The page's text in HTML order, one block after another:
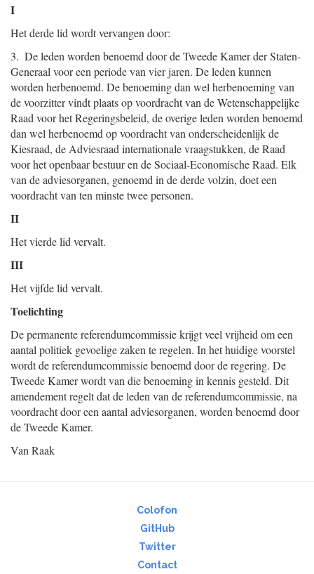
I
Het derde lid wordt vervangen door:
3. De leden worden benoemd door de Tweede Kamer der Staten-
Generaal voor een periode van vier jaren. De leden kunnen
worden herbenoemd. De benoeming dan wel herbenoeming van
de voorzitter vindt plaats op voordracht van de Wetenschappelijke
Raad voor het Regeringsbeleid, de overige leden worden benoemd
dan wel herbenoemd op voordracht van onderscheidenlijk de
Kiesraad, de Adviesraad internationale vraagstukken, de Raad
voor het openbaar bestuur en de Sociaal-Economische Raad. Elk
van de adviesorganen, genoemd in de derde volzin, doet een
voordracht van ten minste twee personen.
II
Het vierde lid vervalt.
III
Het vijfde lid vervalt.
Toelichting
De permanente referendumcommissie krijgt veel vrijheid om een
aantal politiek gevoelige zaken te regelen. In het huidige voorstel
wordt de referendumcommissie benoemd door de regering. De
Tweede Kamer wordt van die benoeming in kennis gesteld. Dit
amendement regelt dat de leden van de referendumcommissie, na
voordracht door een aantal adviesorganen, worden benoemd door
de Tweede Kamer.
Van Raak
Colofon
GitHub
Twitter
Contact